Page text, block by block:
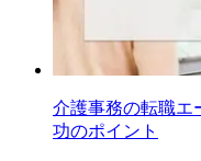
介護事務の転職エ
功のポイント